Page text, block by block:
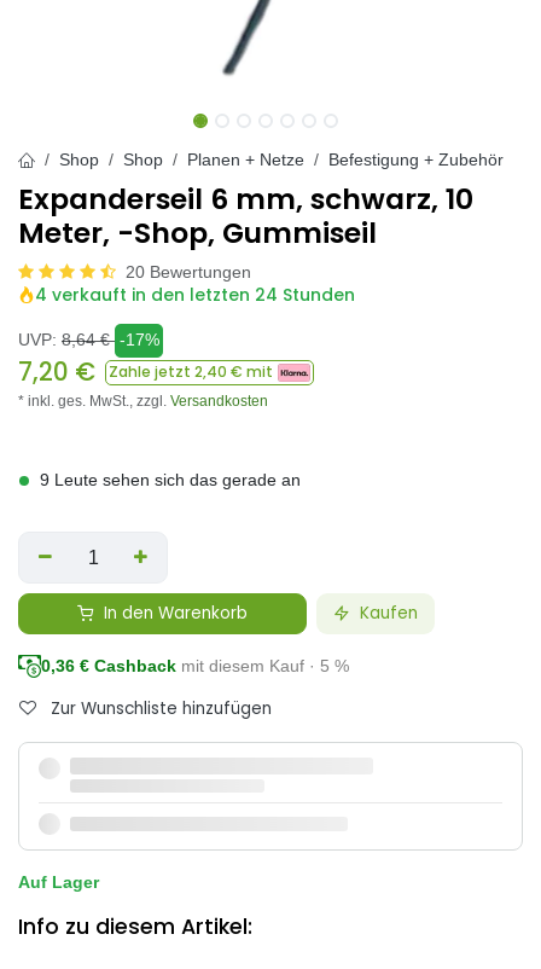
Shop Shop Planen + Netze Befestigung + Zubehör
Expanderseil 6 mm, schwarz, 10
Meter, -Shop, Gummiseil
20 Bewertungen
4 verkauft in den letzten 24 Stunden
UVP: 8,64€ -17%
7,20 € Zahle jetzt 2,40 € mit
* inkl. ges. MwSt., zzgl. Versandkosten
9 Leute sehen sich das gerade an
In den Warenkorb Kaufen
0,36 € Cashback mit diesem Kauf · 5 %
Zur Wunschliste hinzufügen
Auf Lager
Info zu diesem Artikel: